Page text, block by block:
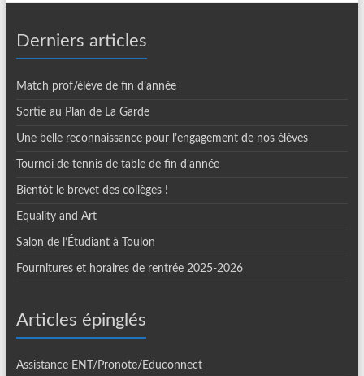
Derniers articles
Match prof/élève de fin d’année
Sortie au Plan de La Garde
Une belle reconnaissance pour l’engagement de nos élèves
Tournoi de tennis de table de fin d’année
Bientôt le brevet des collèges !
Equality and Art
Salon de l’Étudiant à Toulon
Fournitures et horaires de rentrée 2025-2026
Articles épinglés
Assistance ENT/Pronote/Educonnect